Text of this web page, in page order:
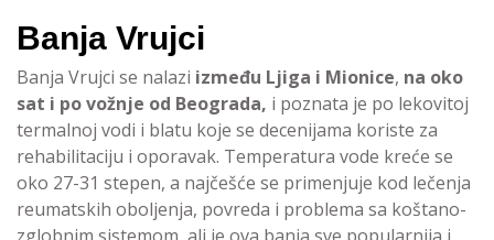
Banja Vrujci
Banja Vrujci se nalazi između Ljiga i Mionice, na oko
sat i po vožnje od Beograda, i poznata je po lekovitoj
termalnoj vodi i blatu koje se decenijama koriste za
rehabilitaciju i oporavak. Temperatura vode kreće se
oko 27-31 stepen, a najčešće se primenjuje kod lečenja
reumatskih oboljenja, povreda i problema sa koštano-